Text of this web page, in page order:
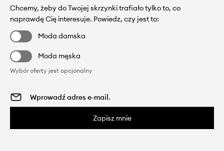
Chcemy, żeby do Twojej skrzynki trafiało tylko to, co
naprawdę Cię interesuje. Powiedz, czy jest to:
Moda damska
Moda męska
Wybór oferty jest opcjonalny
Zapisz mnie